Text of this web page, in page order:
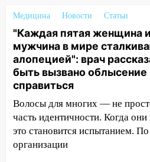
погода в четверг
06:00 Четыре года
юристы помогли
за плесень на стенах
05:00 Кому 6 августа
прибыль, а кому —
прочность
22:58
Соцсети: на
Медицина Новости Статьи
"Каждая пятая женщина
мужчина в мире
алопецией": врач
быть вызвано облысение
справиться
Волосы для многих — не
часть идентичности. Когда
это становится испытанием.
организации